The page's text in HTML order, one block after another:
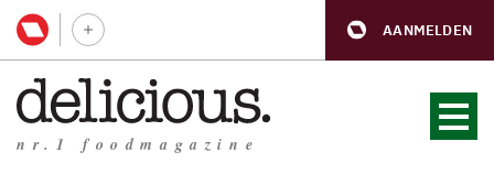
AANMELDEN
nr.1 foodmagazine